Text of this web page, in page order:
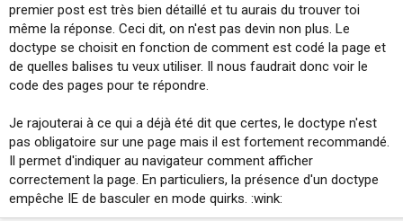
premier post est très bien détaillé et tu aurais du trouver toi
même la réponse. Ceci dit, on n'est pas devin non plus. Le
doctype se choisit en fonction de comment est codé la page et
de quelles balises tu veux utiliser. Il nous faudrait donc voir le
code des pages pour te répondre.
Je rajouterai à ce qui a déjà été dit que certes, le doctype n'est
pas obligatoire sur une page mais il est fortement recommandé.
Il permet d'indiquer au navigateur comment afficher
correctement la page. En particuliers, la présence d'un doctype
empêche IE de basculer en mode quirks. :wink: